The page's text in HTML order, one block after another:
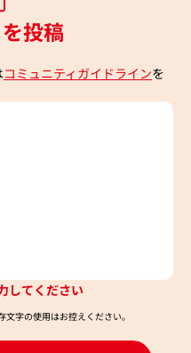
投稿
コミュニティガイドラインを
してください
字の使用はお控えください。​